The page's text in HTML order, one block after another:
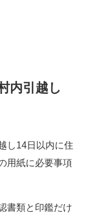
内引越し
し14日以内に住
用紙に必要事項
書類と印鑑だけ